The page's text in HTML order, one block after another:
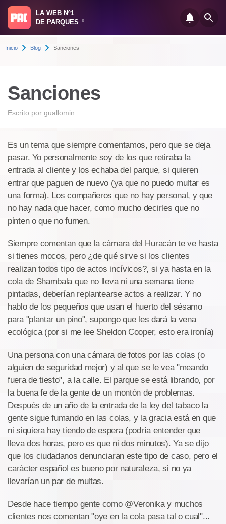
LA WEB Nº1
DE PARQUES
®
Inicio Blog Sanciones
Sanciones
Escrito por guallomin
Es un tema que siempre comentamos, pero que se deja
pasar. Yo personalmente soy de los que retiraba la
entrada al cliente y los echaba del parque, si quieren
entrar que paguen de nuevo (ya que no puedo multar es
una forma). Los compañeros que no hay personal, y que
no hay nada que hacer, como mucho decirles que no
pinten o que no fumen.
Siempre comentan que la cámara del Huracán te ve hasta
si tienes mocos, pero ¿de qué sirve si los clientes
realizan todos tipo de actos incívicos?, si ya hasta en la
cola de Shambala que no lleva ni una semana tiene
pintadas, deberían replantearse actos a realizar. Y no
hablo de los pequeños que usan el huerto del sésamo
para "plantar un pino", supongo que les dará la vena
ecológica (por si me lee Sheldon Cooper, esto era ironía)
Una persona con una cámara de fotos por las colas (o
alguien de seguridad mejor) y al que se le vea "meando
fuera de tiesto", a la calle. El parque se está librando, por
la buena fe de la gente de un montón de problemas.
Después de un año de la entrada de la ley del tabaco la
gente sigue fumando en las colas, y la gracia está en que
ni siquiera hay tiendo de espera (podría entender que
lleva dos horas, pero es que ni dos minutos). Ya se dijo
que los ciudadanos denunciaran este tipo de caso, pero el
carácter español es bueno por naturaleza, si no ya
llevarían un par de multas.
Desde hace tiempo gente como @Veronika y muchos
clientes nos comentan "oye en la cola pasa tal o cual"...